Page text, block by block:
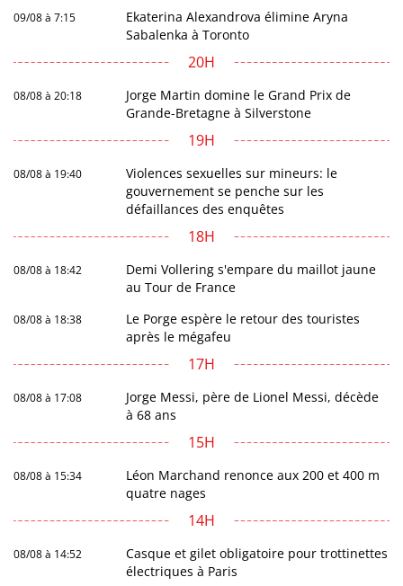
09/08 à 7:15
Ekaterina Alexandrova élimine Aryna
Sabalenka à Toronto
20H
08/08 à 20:18
Jorge Martin domine le Grand Prix de
Grande-Bretagne à Silverstone
19H
08/08 à 19:40
Violences sexuelles sur mineurs: le
gouvernement se penche sur les
défaillances des enquêtes
18H
08/08 à 18:42
Demi Vollering s'empare du maillot jaune
au Tour de France
08/08 à 18:38
Le Porge espère le retour des touristes
après le mégafeu
17H
08/08 à 17:08
Jorge Messi, père de Lionel Messi, décède
à 68 ans
15H
08/08 à 15:34
Léon Marchand renonce aux 200 et 400 m
quatre nages
14H
08/08 à 14:52
Casque et gilet obligatoire pour trottinettes
électriques à Paris